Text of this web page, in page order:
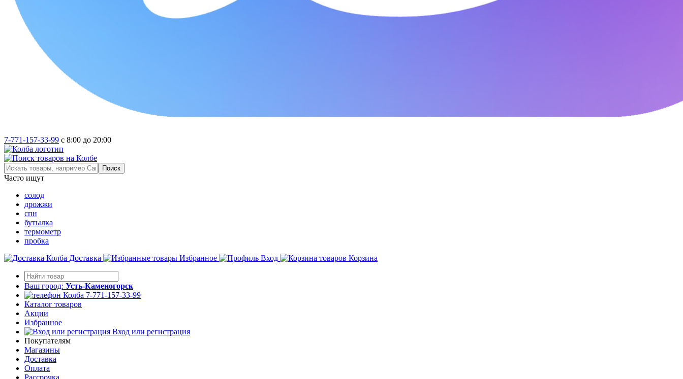
7-771-157-33-99 с 8:00 до 20:00
Часто ищут
солод
дрожжи
спн
бутылка
термометр
пробка
Доставка
Избранное Вход Корзина
Ваш город: Усть-Каменогорск
7-771-157-33-99
Каталог товаров
Акции
Избранное
Вход или регистрация
Покупателям
Магазины
Доставка
Оплата
Рассрочка